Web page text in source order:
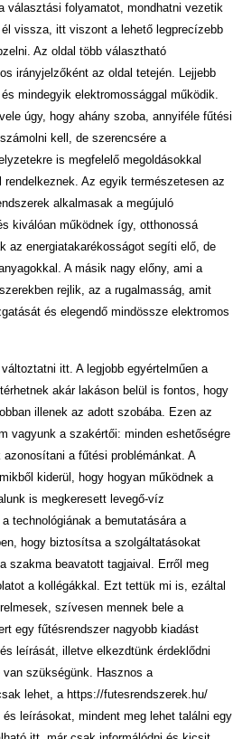
választási folyamatot, mondhatni vezetik
vissza, itt viszont a lehető legprecízebb
Az oldal több választható
irányjelzőként az oldal tetején. Lejjebb
mindegyik elektromossággal működik.
úgy, hogy ahány szoba, annyiféle fűtési
kell, de szerencsére a
is megfelelő megoldásokkal
Az egyik természetesen az
alkalmasak a megújuló
kiválóan működnek így, otthonossá
az energiatakarékosságot segíti elő, de
A másik nagy előny, ami a
rejlik, az a rugalmasság, amit
és elegendő mindössze elektromos
itt. A legjobb egyértelműen a
akár lakáson belül is fontos, hogy
illenek az adott szobába. Ezen az
vagyunk a szakértői: minden eshetőségre
a fűtési problémánkat. A
kiderül, hogy hogyan működnek a
is megkeresett levegő-víz
technológiának a bemutatására a
hogy biztosítsa a szolgáltatásokat
szakma beavatott tagjaival. Erről meg
a kollégákkal. Ezt tettük mi is, ezáltal
szívesen mennek bele a
egy fűtésrendszer nagyobb kiadást
leírását, illetve elkezdtünk érdeklődni
szükségünk. Hasznos a
lehet, a https://futesrendszerek.hu/
leírásokat, mindent meg lehet találni egy